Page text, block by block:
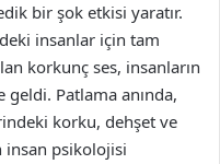
bir şok etkisi yaratır.
insanlar için tam
korkunç ses, insanların
Patlama anında,
korku, dehşet ve
insan psikolojisi